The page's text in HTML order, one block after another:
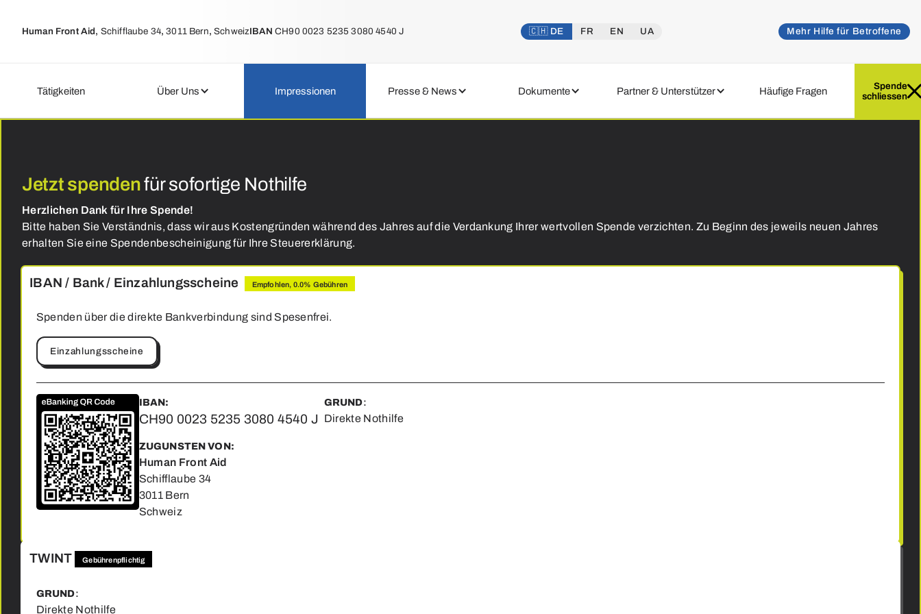
Human Front Aid, Schifflaube 34,3011 Bern,SchweizIBANCH90 0023 5235 3080 4540 J 🇨🇭 DE FR EN UA Mehr Hilfe für Betroffene
Tätigkeiten Über Uns Impressionen Presse & News Dokumente Partner & Unterstützer Häufige Fragen
Spende
schliessen
unserer
Nothilfe
Kontakt
&
Spendekonto
IBAN
CH90
0023
5235
3080
4540 J
Front
34
Seiten
Startseite
Tätigkeiten
Geschichte
Team &
Organigramm
Presse &
Jetzt spendenfür sofortige Nothilfe
Herzlichen Dank für Ihre Spende!
Bitte haben Sie Verständnis, dass wir aus Kostengründen während des Jahres auf die Verdankung Ihrer wertvollen Spende verzichten. Zu Beginn des jeweils neuen Jahres
erhalten Sie eine Spendenbescheinigung für Ihre Steuererklärung.
IBAN / Bank / Einzahlungsscheine Empfohlen, 0.0% Gebühren
Spenden über die direkte Bankverbindung sind Spesenfrei.
Einzahlungsscheine
IBAN:
CH90 0023 5235 3080 4540 J
ZUGUNSTEN VON:
Human Front Aid
Schifflaube 34
3011 Bern
Schweiz
GRUND:
Direkte Nothilfe
TWINT Gebührenpflichtig
GRUND:
Direkte Nothilfe